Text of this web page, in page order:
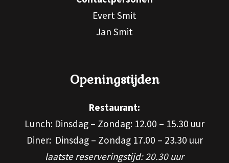
Evert Smit
Jan Smit
Openingstijden
Restaurant:
Lunch: Dinsdag – Zondag: 12.00 – 15.30 uur
Diner: Dinsdag – Zondag 17.00 – 23.30 uur
laatste reserveringstijd: 20.30 uur